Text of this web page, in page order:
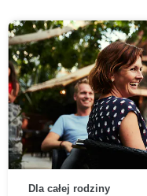
Dla całej rodziny